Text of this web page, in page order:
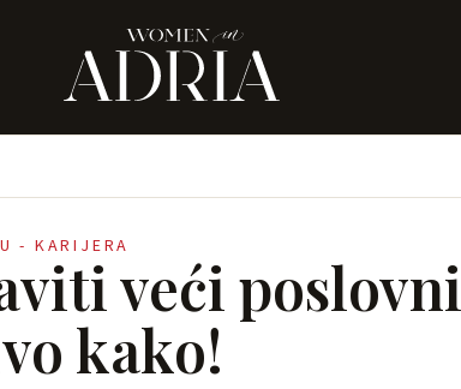
- KARIJERA
veći poslovni
kako!